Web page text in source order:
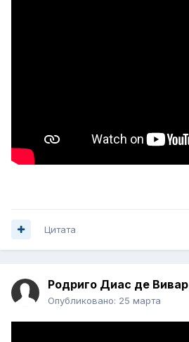
Цитата
Родриго Диас де Вивар
Опубликовано: 25 марта